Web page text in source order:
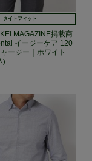
タイトフィット
MAGAZINE掲載商
イージーケア 120
ージー｜ホワイト
)